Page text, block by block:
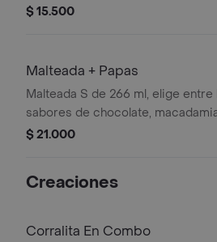
cheddar.
$ 15.500
Malteada + Papas
Malteada S de 266 ml, elige entre
sabores de chocolate,
frutos del bosque, vainilla o Café +
tiempo de entrega.
$ 21.000
Creaciones
Corralita En Combo